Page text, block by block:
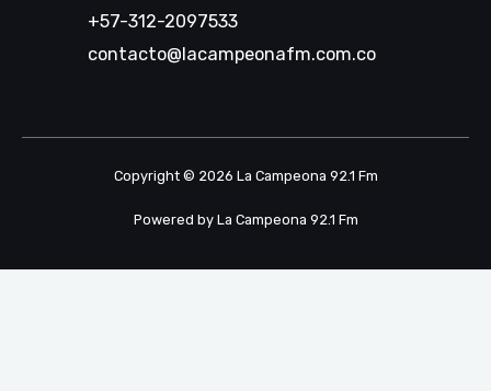
+57-312-2097533
contacto@lacampeonafm.com.co
Copyright © 2026 La Campeona 92.1 Fm
Powered by La Campeona 92.1 Fm